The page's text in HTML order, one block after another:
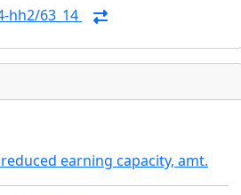
hh2/63_14
earning capacity, amt.